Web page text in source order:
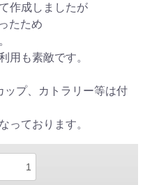
作成しましたが
たため
用も素敵です。
プ、カトラリー等は付
っております。